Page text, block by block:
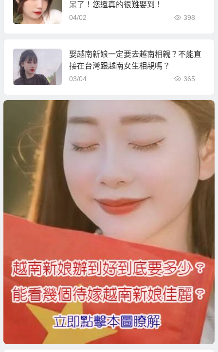
呆了！您還真的很難娶到！
04/02 398
娶越南新娘一定要去越南相親？不能直
接在台灣跟越南女生相親嗎？
03/04 365